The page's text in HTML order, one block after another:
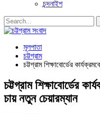
চন্দনাইশ
মূলপাতা
চট্টগ্রাম
চট্টগ্রাম শিক্ষাবোর্ডের
চট্টগ্রাম শিক্ষাবোর্ডের
চায় নতুন চেয়ারম্যান